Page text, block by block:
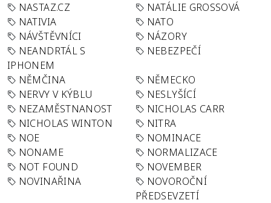
NASTAZ.CZ
NATÁLIE GROSSOVÁ
NATIVIA
NATO
NÁVŠTĚVNÍCI
NÁZORY
NEANDRTÁL S
IPHONEM
NEBEZPEČÍ
NĚMČINA
NĚMECKO
NERVY V KÝBLU
NESLYŠÍCÍ
NEZAMĚSTNANOST
NICHOLAS CARR
NICHOLAS WINTON
NITRA
NOE
NOMINACE
NONAME
NORMALIZACE
NOT FOUND
NOVEMBER
NOVINAŘINA
NOVOROČNÍ
PŘEDSEVZETÍ